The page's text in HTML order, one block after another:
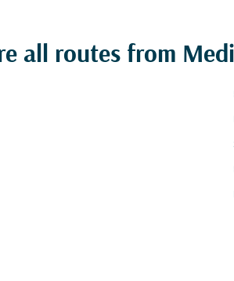
all routes from